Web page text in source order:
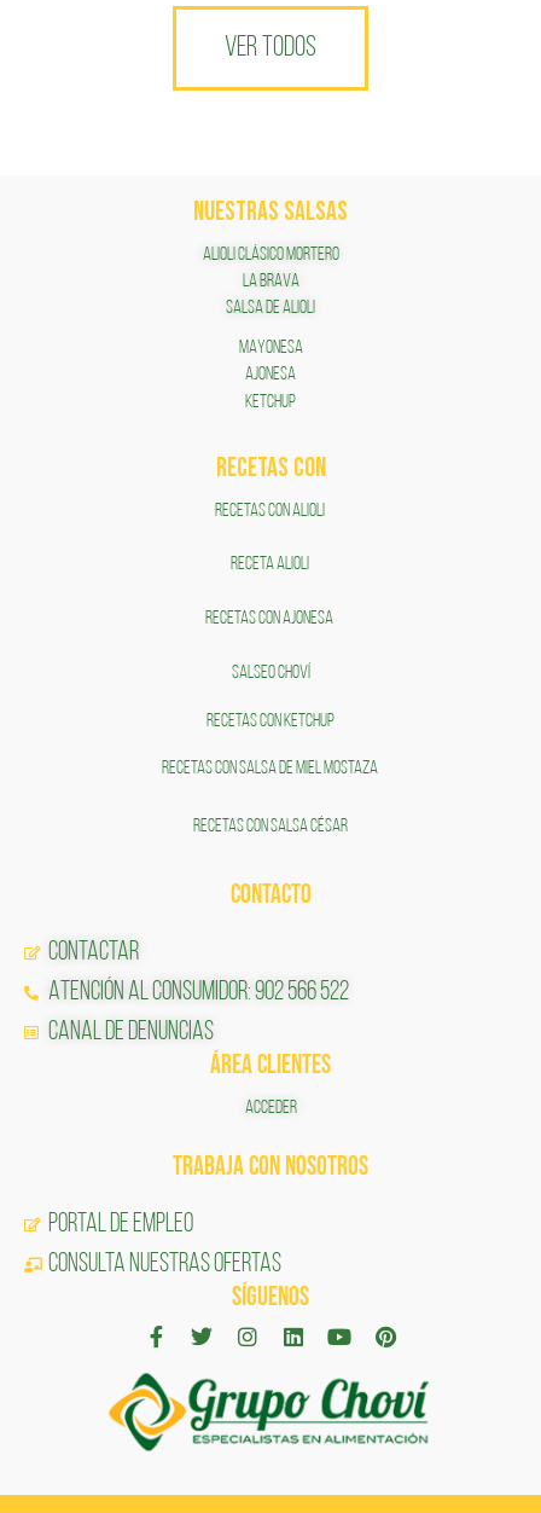
VER TODOS
NUESTRAS SALSAS
ALIOLI CLÁSICO MORTERO
LA BRAVA
SALSA DE ALIOLI
MAYONESA
AJONESA
KETCHUP
RECETAS COn
RECETAS CON ALIOLI
RECETA ALIOLI
RECETAS CON AJONESA
SALSEO CHOVÍ
RECETAS CON KETCHUP
RECETAS CON SALSA DE MIEL MOSTAZA
RECETAS CON SALSA CÉSAR
CONTACTO
Contactar
Atención al Consumidor: 902 566 522
Canal de Denuncias
ÁREA CLIENTES
ACCEDER
TRABAJA CON NOSOTROS
Portal de Empleo
CONSULTA NUESTRAS OFERTAS
SÍGUENOS